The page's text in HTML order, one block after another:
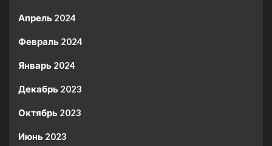
Апрель 2024
Февраль 2024
Январь 2024
Декабрь 2023
Октябрь 2023
Июнь 2023